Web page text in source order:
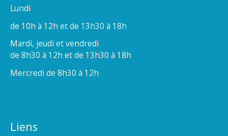
Lundi
de 10h à 12h et de 13h30 à 18h
Mardi, jeudi et vendredi
de 8h30 à 12h et de 13h30 à 18h
Mercredi de 8h30 à 12h
Liens